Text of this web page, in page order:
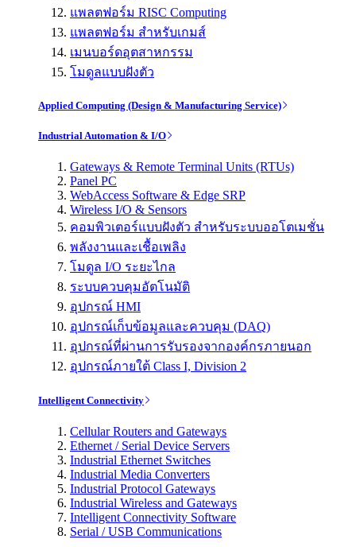
แพลตฟอร์ม RISC Computing
แพลตฟอร์ม สำหรับเกมส์
เมนบอร์ดอุตสาหกรรม
โมดูลแบบฝังตัว
Applied Computing (Design & Manufacturing Service)
Industrial Automation & I/O
Gateways & Remote Terminal Units (RTUs)
Panel PC
WebAccess Software & Edge SRP
Wireless I/O & Sensors
คอมพิวเตอร์แบบฝังตัว สำหรับระบบออโตเมชั่น
พลังงานและเชื้อเพลิง
โมดูล I/O ระยะไกล
ระบบควบคุมอัตโนมัติ
อุปกรณ์ HMI
อุปกรณ์เก็บข้อมูลและควบคุม (DAQ)
อุปกรณ์ที่ผ่านการรับรองจากองค์กรภายนอก
อุปกรณ์ภายใต้ Class I, Division 2
Intelligent Connectivity
Cellular Routers and Gateways
Ethernet / Serial Device Servers
Industrial Ethernet Switches
Industrial Media Converters
Industrial Protocol Gateways
Industrial Wireless and Gateways
Intelligent Connectivity Software
Serial / USB Communications